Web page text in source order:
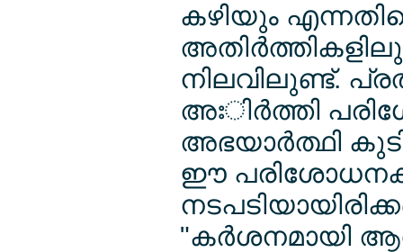
കഴിയും
നിലവിലുണ്ട്.
അഃിര്‍ത്തി
അഭയാര്‍ത്ഥി
ഈ
"കര്‍ശനമായി